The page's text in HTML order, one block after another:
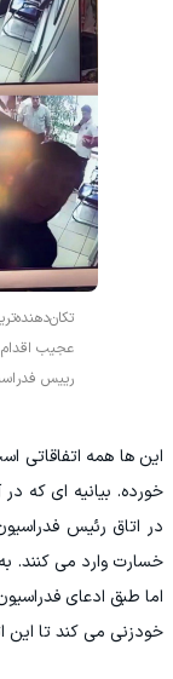
عجیب اقدام
رییس
این ها همه اتفاقاتی
خورده. بیانیه ای که
در اتاق رئیس
خسارت وارد می کنند.
اما طبق ادعای
خودزنی می کند تا این